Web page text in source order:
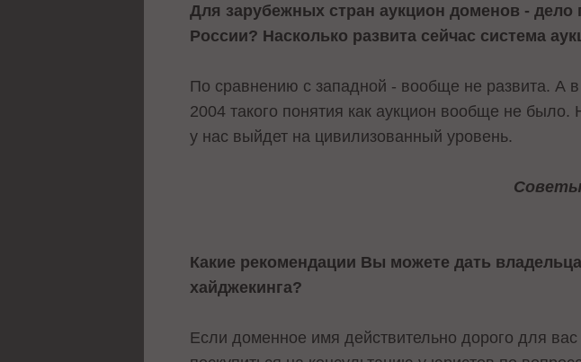
Для зарубежных стран аукцион доменов -
России? Насколько развита сейчас система
По сравнению с западной - вообще не развита. А
2004 такого понятия как аукцион вообще не
у нас выйдет на цивилизованный уровень.
Советы
Какие рекомендации Вы можете дать
хайджекинга?
Если доменное имя действительно дорого для